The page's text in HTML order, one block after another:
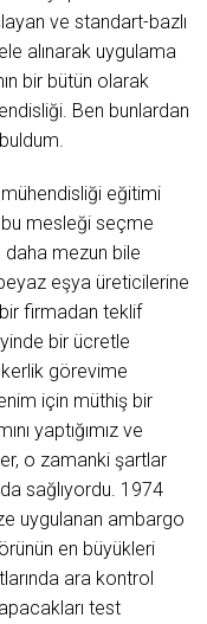
ve standart-bazlı
alınarak uygulama
bir bütün olarak
Ben bunlardan
eğitimi
mesleği seçme
mezun bile
eşya üreticilerine
firmadan teklif
bir ücretle
görevime
için müthiş bir
yaptığımız ve
o zamanki şartlar
sağlıyordu. 1974
uygulanan ambargo
en büyükleri
ara kontrol
test